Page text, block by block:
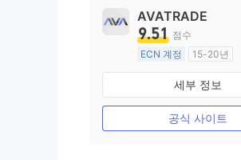
AVATRADE
9.51 점수
ECN 계정
15-20년
호주 규제
외환 거래 라이선스
마스터 레이블 MT4
세부 정보
공식 사이트